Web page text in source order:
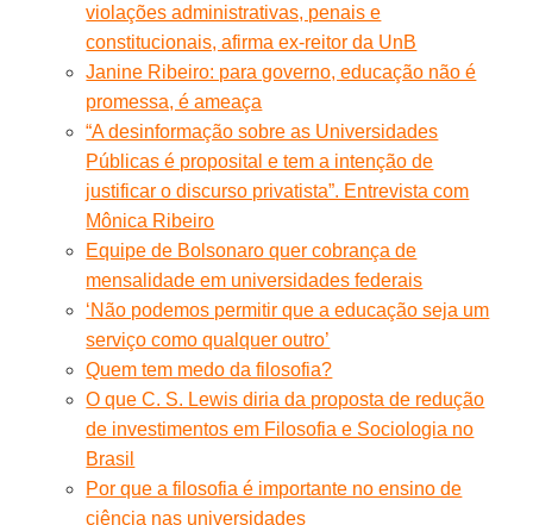
violações administrativas, penais e
constitucionais, afirma ex-reitor da UnB
Janine Ribeiro: para governo, educação não é
promessa, é ameaça
“A desinformação sobre as Universidades
Públicas é proposital e tem a intenção de
justificar o discurso privatista”. Entrevista com
Mônica Ribeiro
Equipe de Bolsonaro quer cobrança de
mensalidade em universidades federais
‘Não podemos permitir que a educação seja um
serviço como qualquer outro’
Quem tem medo da filosofia?
O que C. S. Lewis diria da proposta de redução
de investimentos em Filosofia e Sociologia no
Brasil
Por que a filosofia é importante no ensino de
ciência nas universidades